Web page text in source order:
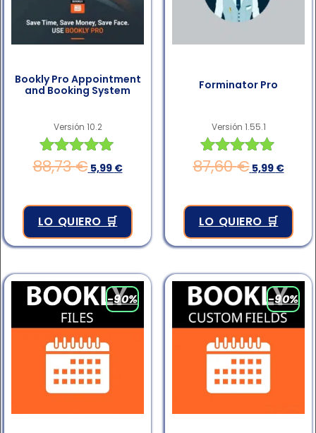
Bookly Pro Appointment
and Booking System
Versión 10.2
Valorado en
88,73€ 5,99 €
LO QUIERO 🛒
Forminator Pro
Versión 1.55.1
Valorado en
87,60€ 5,99 €
LO QUIERO 🛒
-90% -90%